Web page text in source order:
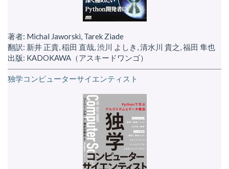
著者: Michal Jaworski, Tarek Ziade
翻訳: 新井 正貴, 稲田 直哉, 渋川 よしき, 清水川 貴之, 福田 隼也
出版: KADOKAWA（アスキードワンゴ）
独学コンピューターサイエンティスト